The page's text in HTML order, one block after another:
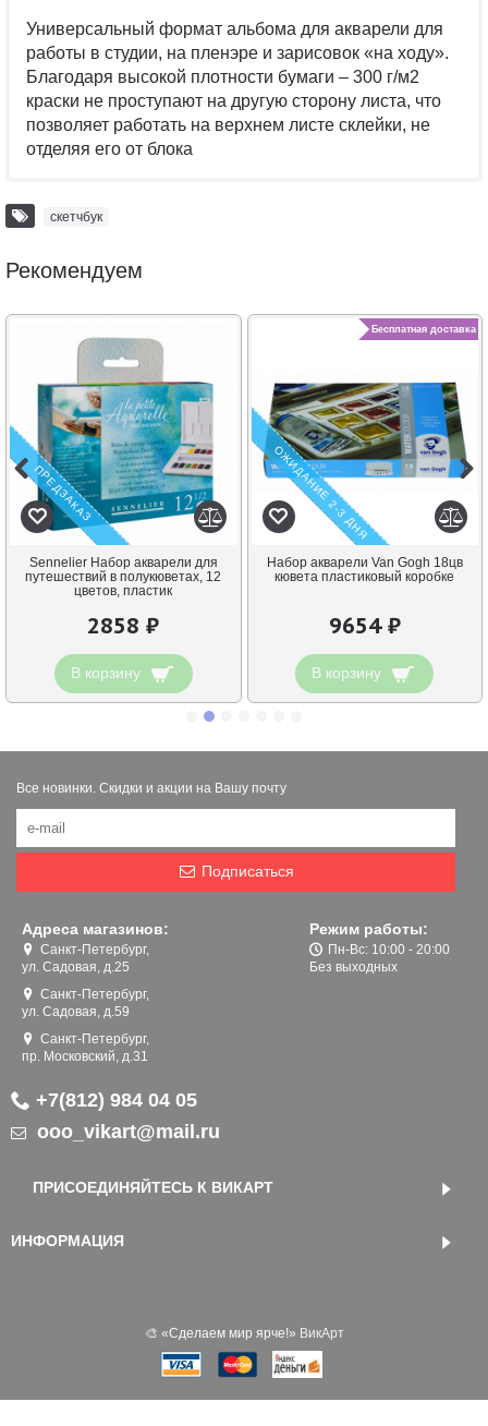
Универсальный формат альбома для акварели для
работы в студии, на пленэре и зарисовок «на ходу».
Благодаря высокой плотности бумаги – 300 г/м2
краски не проступают на другую сторону листа, что
позволяет работать на верхнем листе склейки, не
отделяя его от блока
скетчбук
Рекомендуем
ПРЕДЗАКАЗ
Sennelier Набор акварели для
путешествий в полукюветах, 12
цветов, пластик
2858 ₽
В корзину
Бесплатная доставка
ОЖИДАНИЕ 2-3 ДНЯ
Набор акварели Van Gogh 18цв
кювета пластиковый коробке
9654 ₽
В корзину
Все новинки. Скидки и акции на Вашу почту
Подписаться
Адреса магазинов:
Санкт-Петербург,
ул. Садовая, д.25
Санкт-Петербург,
ул. Садовая, д.59
Санкт-Петербург,
пр. Московский, д.31
Режим работы:
Пн-Вс: 10:00 - 20:00
Без выходных
+7(812) 984 04 05
ooo_vikart@mail.ru
ПРИСОЕДИНЯЙТЕСЬ К ВИКАРТ
ИНФОРМАЦИЯ
🎨 «‎Сделаем мир ярче!» ВикАрт